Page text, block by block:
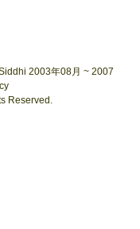
2003年08月 ~ 2007
Reserved.